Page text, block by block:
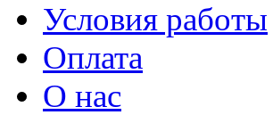
Условия работы
Оплата
О нас